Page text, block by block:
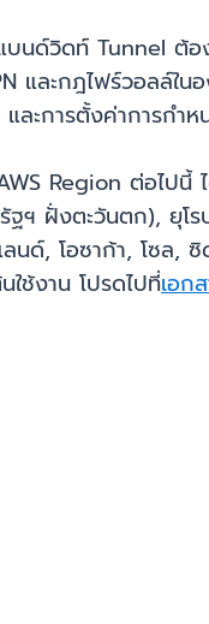
นด์วิดท์ Tunnel ต้อ
และกฎไฟร์วอลล์ใน
และการตั้งค่าการก
Region ต่อไปนี้
ฐฯ ฝั่งตะวันตก), ยุโ
นด์, โอซาก้า, โซล,
ใช้งาน โปรดไปที่เอก